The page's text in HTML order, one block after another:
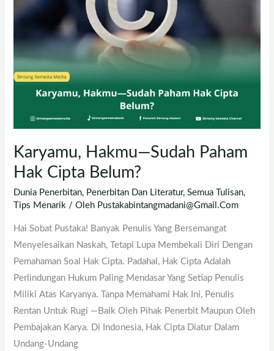
Karyamu, Hakmu—Sudah Paham
Hak Cipta Belum?
Dunia Penerbitan, Penerbitan Dan Literatur,Semua Tulisan,
Tips Menarik / Oleh Pustakabintangmadani@gmail.com
Hai Sobat Pustaka! Banyak Penulis Yang Bersemangat
Menyelesaikan Naskah, Tetapi Lupa Membekali Diri Dengan
Pemahaman Soal Hak Cipta. Padahal, Hak Cipta Adalah
Perlindungan Hukum Paling Mendasar Yang Setiap Penulis
Miliki Atas Karyanya. Tanpa Memahami Hak Ini, Penulis
Rentan Untuk Rugi —baik Oleh Pihak Penerbit Maupun Oleh
Pembajakan Karya. Di Indonesia, Hak Cipta Diatur Dalam
Undang-Undang
Paham
Cipta